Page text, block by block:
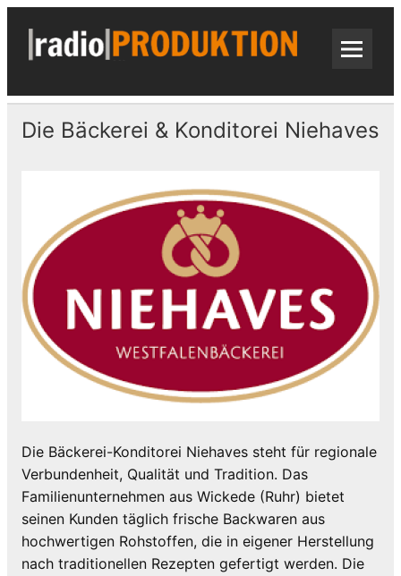
Skip
content
Die Bäckerei & Konditorei Niehaves
Die Bäckerei-Konditorei Niehaves steht für regionale
Verbundenheit, Qualität und Tradition. Das
Familienunternehmen aus Wickede (Ruhr) bietet
seinen Kunden täglich frische Backwaren aus
hochwertigen Rohstoffen, die in eigener Herstellung
nach traditionellen Rezepten gefertigt werden. Die